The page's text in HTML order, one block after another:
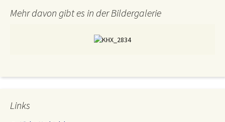
Mehr davon gibt es in der Bildergalerie
Links